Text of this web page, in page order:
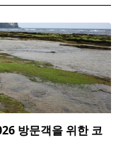
방문객을 위한 코